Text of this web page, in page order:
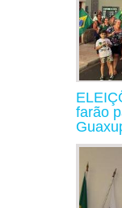
farão